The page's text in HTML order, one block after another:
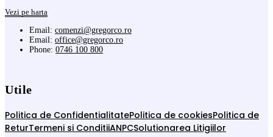
Vezi pe harta
Email: comenzi@gregorco.ro
Email: office@gregorco.ro
Phone: 0746 100 800
Utile
Politica de ConfidentialitatePolitica de cookiesPolitica de
ReturTermeni si ConditiiANPCSolutionarea Litigiilor